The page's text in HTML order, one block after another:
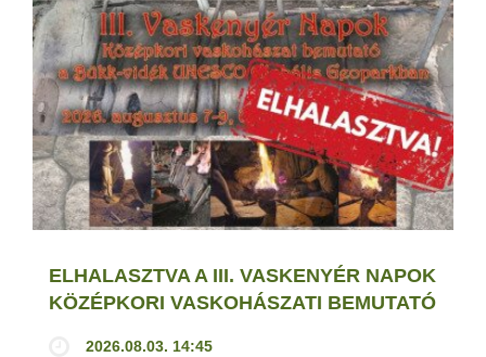
ELHALASZTVA A III. VASKENYÉR NAPOK
KÖZÉPKORI VASKOHÁSZATI BEMUTATÓ
2026.08.03. 14:45